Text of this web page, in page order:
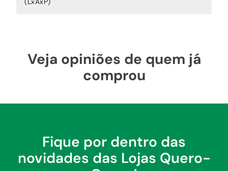
Veja opiniões de quem já
comprou
Fique por dentro das
novidades das Lojas Quero-